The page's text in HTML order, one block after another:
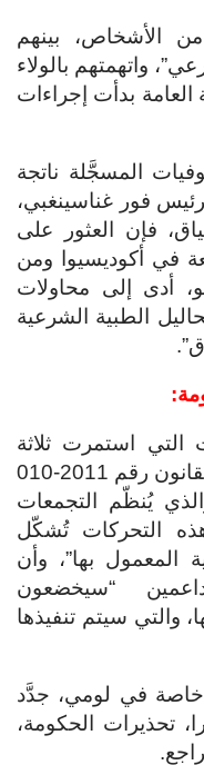
الأشخاص، بينهم
واتهمتهم بالولاء
العامة بدأت إجراءات
المسجَّلة ناتجة
فور غناسينغبي،
فإن العثور على
في أكوديسيوا ومن
يومي 26 و28 يونيو، أدى إلى محاولات
الطبية الشرعية
التي استمرت ثلاثة
أيام، ذكَّرت الحكومة التوغولية بالقانون رقم 2011-010
16 مايو 2011م، والذي يُنظّم التجمعات
هذه التحركات تُشكّل
المعمول بها”، وأن
“سيخضعون
والتي سيتم تنفيذها
خاصة في لومي، جدَّد
تحذيرات الحكومة،